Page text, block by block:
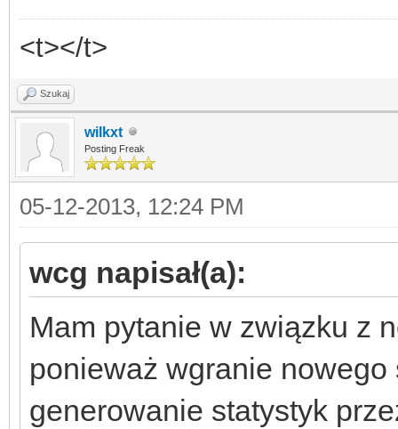
<t></t>
Szukaj
wilkxt
Posting Freak
05-12-2013, 12:24 PM
wcg napisał(a):
Mam pytanie w związku z
ponieważ wgranie nowego
generowanie statystyk